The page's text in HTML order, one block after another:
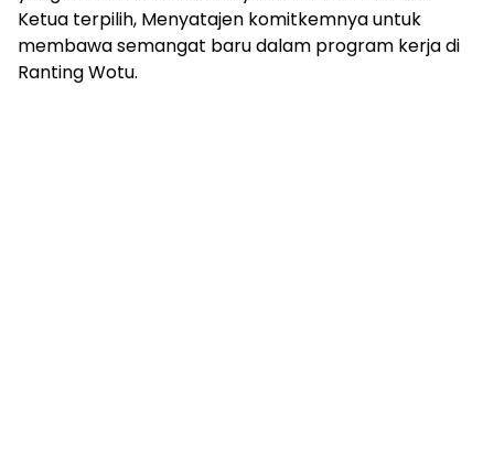
Ketua terpilih, Menyatajen komitkemnya untuk
membawa semangat baru dalam program kerja di
Ranting Wotu.